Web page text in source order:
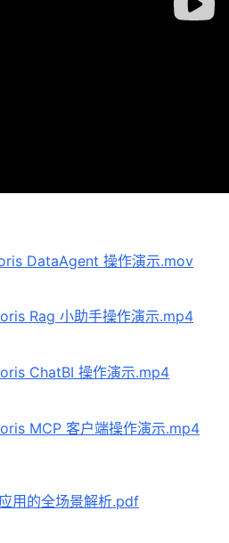
DataAgent 操作演示.mov
Rag 小助手操作演示.mp4
ChatBI 操作演示.mp4
MCP 客户端操作演示.mp4
用的全场景解析.pdf